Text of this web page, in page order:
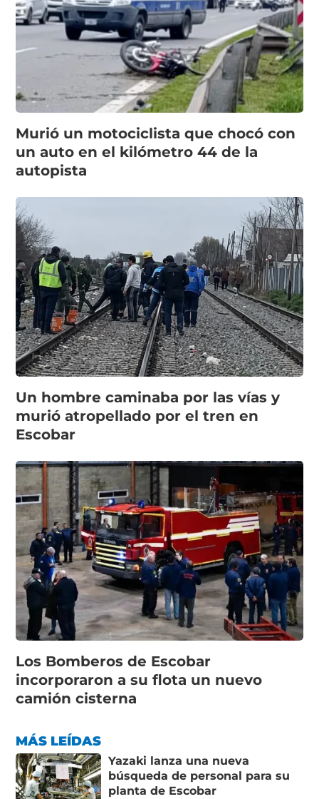
Murió un motociclista que chocó con
un auto en el kilómetro 44 de la
autopista
Un hombre caminaba por las vías y
murió atropellado por el tren en
Escobar
Los Bomberos de Escobar
incorporaron a su flota un nuevo
camión cisterna
MÁS LEÍDAS
Yazaki lanza una nueva
búsqueda de personal para su
planta de Escobar